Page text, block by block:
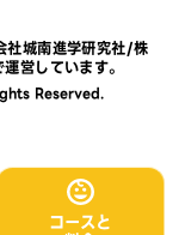
コースと
社城南進学研究社/株
営しています。
Reserved.